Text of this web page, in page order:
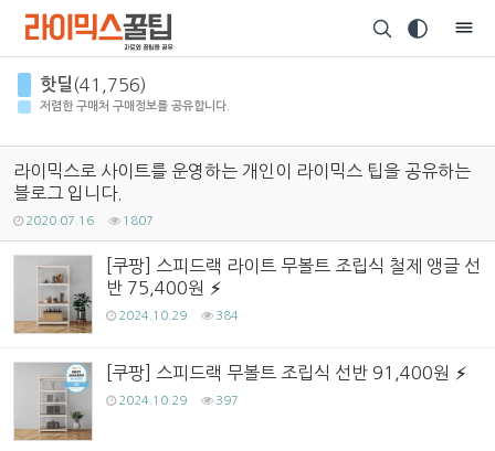
핫딜 (41,756)
저렴한 구매처 구매정보를 공유합니다.
라이믹스로 사이트를 운영하는 개인이 라이믹스 팁을 공유하는
블로그 입니다.
2020.07.16 1807
[쿠팡] 스피드랙 라이트 무볼트 조립식 철제 앵글 선
반 75,400원
2024.10.29 384
[쿠팡] 스피드랙 무볼트 조립식 선반 91,400원
2024.10.29 397
Sketchbook5, 스케치북5
Sketchbook5, 스케치북5